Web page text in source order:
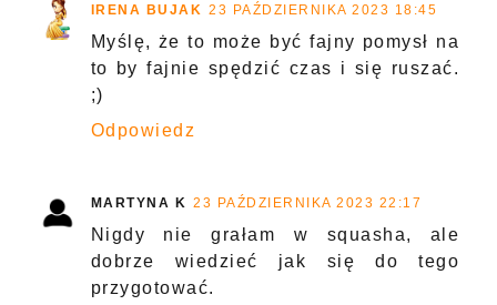
IRENA BUJAK 23 PAŹDZIERNIKA 2023 18:45
Myślę, że to może być fajny pomysł na
to by fajnie spędzić czas i się ruszać.
;)
Odpowiedz
MARTYNA K 23 PAŹDZIERNIKA 2023 22:17
Nigdy nie grałam w squasha, ale
dobrze wiedzieć jak się do tego
przygotować.